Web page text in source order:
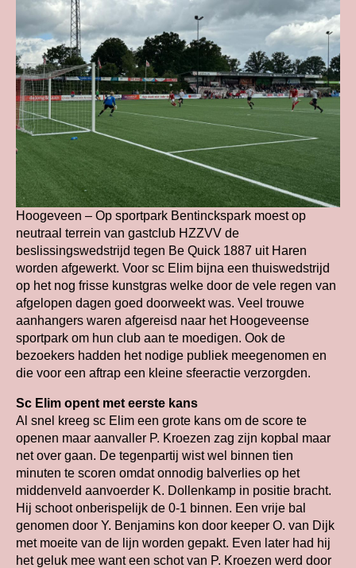
Hoogeveen – Op sportpark Bentinckspark moest op
neutraal terrein van gastclub HZZVV de
beslissingswedstrijd tegen Be Quick 1887 uit Haren
worden afgewerkt. Voor sc Elim bijna een thuiswedstrijd
op het nog frisse kunstgras welke door de vele regen van
afgelopen dagen goed doorweekt was. Veel trouwe
aanhangers waren afgereisd naar het Hoogeveense
sportpark om hun club aan te moedigen. Ook de
bezoekers hadden het nodige publiek meegenomen en
die voor een aftrap een kleine sfeeractie verzorgden.
Sc Elim opent met eerste kans
Al snel kreeg sc Elim een grote kans om de score te
openen maar aanvaller P. Kroezen zag zijn kopbal maar
net over gaan. De tegenpartij wist wel binnen tien
minuten te scoren omdat onnodig balverlies op het
middenveld aanvoerder K. Dollenkamp in positie bracht.
Hij schoot onberispelijk de 0-1 binnen. Een vrije bal
genomen door Y. Benjamins kon door keeper O. van Dijk
met moeite van de lijn worden gepakt. Even later had hij
het geluk mee want een schot van P. Kroezen werd door